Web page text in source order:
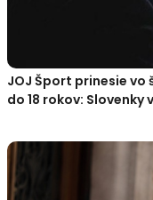
JOJ Šport prinesie
do 18 rokov: Slovenky